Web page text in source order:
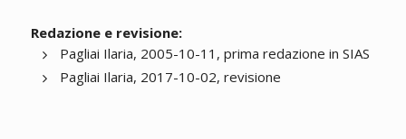
Redazione e revisione:
Pagliai Ilaria, 2005-10-11, prima redazione in SIAS
Pagliai Ilaria, 2017-10-02, revisione